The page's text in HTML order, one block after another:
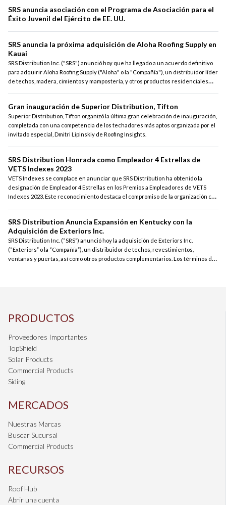
SRS anuncia asociación con el Programa de Asociación para el
Éxito Juvenil del Ejército de EE. UU.
SRS anuncia la próxima adquisición de Aloha Roofing Supply en
Kauai
SRS Distribution Inc. ("SRS") anunció hoy que ha llegado a un acuerdo definitivo
para adquirir Aloha Roofing Supply ("Aloha" o la "Compañía"), un distribuidor líder
de techos, madera, cimientos y mampostería, y otros productos residenciales
Gran inauguración de Superior Distribution, Tifton
Superior Distribution, Tifton organizó la última gran celebración de inauguración,
completada con una competencia de los techadores más aptos organizada por el
invitado especial, Dmitri Lipinskiy de Roofing Insights.
SRS Distribution Honrada como Empleador 4 Estrellas de
VETS Indexes 2023
VETS Indexes se complace en anunciar que SRS Distribution ha obtenido la
designación de Empleador 4 Estrellas en los Premios a Empleadores de VETS
Indexes 2023. Este reconocimiento destaca el compromiso de la organización con
SRS Distribution Anuncia Expansión en Kentucky con la
Adquisición de Exteriors Inc.
SRS Distribution Inc. (“SRS”) anunció hoy la adquisición de Exteriors Inc.
(“Exteriors” o la “Compañía”), un distribuidor de techos, revestimientos,
ventanas y puertas, así como otros productos complementarios. Los términos del
PRODUCTOS
Proveedores Importantes
TopShield
Solar Products
Commercial Products
Siding
MERCADOS
Nuestras Marcas
Buscar Sucursal
Commercial Products
RECURSOS
Roof Hub
Abrir una cuenta